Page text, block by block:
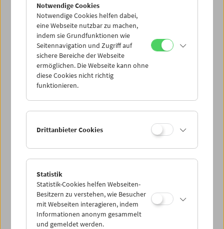
Di 29.11.
Mi 30.11.
Do 1.12.
Sa 3.12.
PROGRAMM ÜBERBLICK
Notwendige Cookies
Notwendige Cookies helfen dabei,
eine Webseite nutzbar zu machen,
indem sie Grundfunktionen wie
Seitennavigation und Zugriff auf
sichere Bereiche der Webseite
ermöglichen. Die Webseite kann ohne
diese Cookies nicht richtig
funktionieren.
Drittanbieter Cookies
Statistik
Statistik-Cookies helfen Webseiten-
Besitzern zu verstehen, wie Besucher
mit Webseiten interagieren, indem
Informationen anonym gesammelt
und gemeldet werden.